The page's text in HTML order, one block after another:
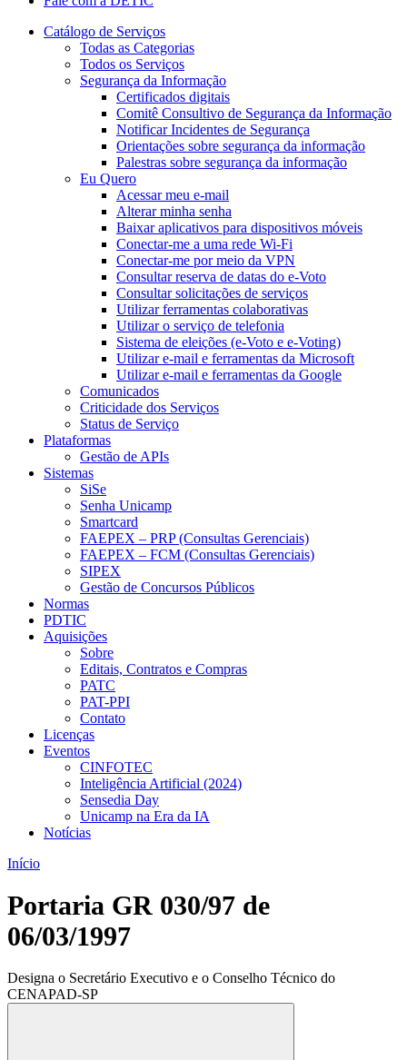
Catálogo de Serviços
Todas as Categorias
Todos os Serviços
Segurança da Informação
Certificados digitais
Comitê Consultivo de Segurança da Informação
Notificar Incidentes de Segurança
Orientações sobre segurança da informação
Palestras sobre segurança da informação
Eu Quero
Acessar meu e-mail
Alterar minha senha
Baixar aplicativos para dispositivos móveis
Conectar-me a uma rede Wi-Fi
Conectar-me por meio da VPN
Consultar reserva de datas do e-Voto
Consultar solicitações de serviços
Utilizar ferramentas colaborativas
Utilizar o serviço de telefonia
Sistema de eleições (e-Voto e e-Voting)
Utilizar e-mail e ferramentas da Microsoft
Utilizar e-mail e ferramentas da Google
Comunicados
Criticidade dos Serviços
Status de Serviço
Plataformas
Gestão de APIs
Sistemas
SiSe
Senha Unicamp
Smartcard
FAEPEX – PRP (Consultas Gerenciais)
FAEPEX – FCM (Consultas Gerenciais)
SIPEX
Gestão de Concursos Públicos
Normas
PDTIC
Aquisições
Sobre
Editais, Contratos e Compras
PATC
PAT-PPI
Contato
Licenças
Eventos
CINFOTEC
Inteligência Artificial (2024)
Sensedia Day
Unicamp na Era da IA
Notícias
Início
Portaria GR 030/97 de
06/03/1997
Designa o Secretário Executivo e o Conselho Técnico do
CENAPAD-SP